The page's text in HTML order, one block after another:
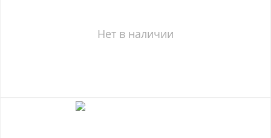
Нет в наличии